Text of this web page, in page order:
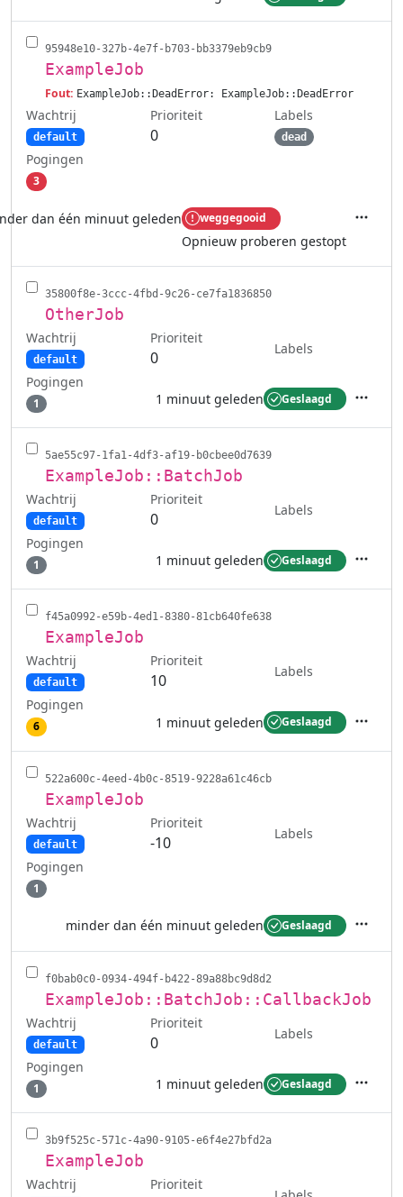
95948e10-327b-4e7f-b703-bb3379eb9cb9
ExampleJob
Fout: ExampleJob::DeadError: ExampleJob::DeadError
Wachtrij
default
Prioriteit
0
Labels
dead
Pogingen
3
dan één minuut geleden weggegooid
Opnieuw proberen gestopt
Acties
35800f8e-3ccc-4fbd-9c26-ce7fa1836850
OtherJob
Wachtrij
default
Prioriteit
0
Labels
Pogingen
1 1 minuut geleden Geslaagd
5ae55c97-1fa1-4df3-af19-b0cbee0d7639
ExampleJob::BatchJob
Wachtrij
default
Prioriteit
0
Labels
Pogingen
1 1 minuut geleden Geslaagd
f45a0992-e59b-4ed1-8380-81cb640fe638
ExampleJob
Wachtrij
default
Prioriteit
10
Labels
Pogingen
6 1 minuut geleden Geslaagd Acties
522a600c-4eed-4b0c-8519-9228a61c46cb
ExampleJob
Wachtrij
default
Prioriteit
-10
Labels
Pogingen
1
minder dan één minuut geleden Geslaagd
f0bab0c0-0934-494f-b422-89a88bc9d8d2
ExampleJob::BatchJob::CallbackJob
Wachtrij
default
Prioriteit
0
Labels
Pogingen
1 1 minuut geleden Geslaagd
3b9f525c-571c-4a90-9105-e6f4e27bfd2a
ExampleJob
Wachtrij Prioriteit